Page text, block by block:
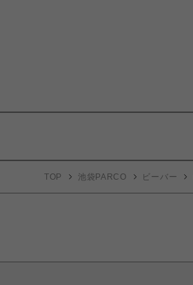
TOP 池袋PARCO ビーバー